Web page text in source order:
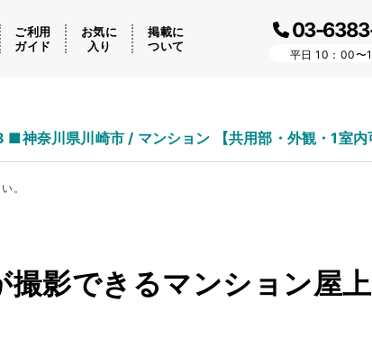
ご利用
ガイド
お気に
入り
掲載に
ついて
03-
平日 10：00〜
神奈川県川崎市 / マンション 【共用部・外観・1室内
。
影できるマンション屋